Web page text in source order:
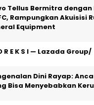
Tellus Bermitra dengan
Rampungkan Akuisisi
Equipment
R E K S I — Lazada Group/
Dini Rayap:
Bisa Menyebabkan